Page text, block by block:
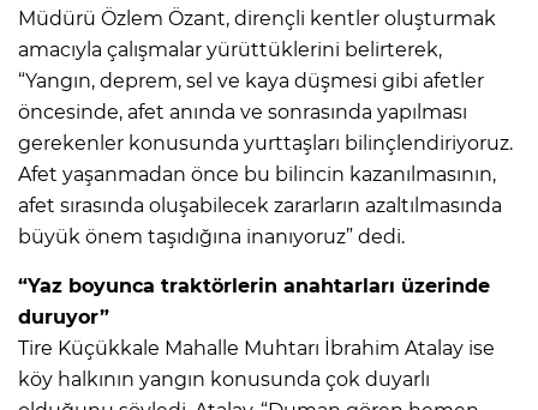
Müdürü Özlem Özant, dirençli kentler oluşturmak
amacıyla çalışmalar yürüttüklerini belirterek,
“Yangın, deprem, sel ve kaya düşmesi gibi afetler
öncesinde, afet anında ve sonrasında yapılması
gerekenler konusunda yurttaşları bilinçlendiriyoruz.
Afet yaşanmadan önce bu bilincin kazanılmasının,
afet sırasında oluşabilecek zararların azaltılmasında
büyük önem taşıdığına inanıyoruz” dedi.
“Yaz boyunca traktörlerin anahtarları üzerinde
duruyor”
Tire Küçükkale Mahalle Muhtarı İbrahim Atalay ise
köy halkının yangın konusunda çok duyarlı